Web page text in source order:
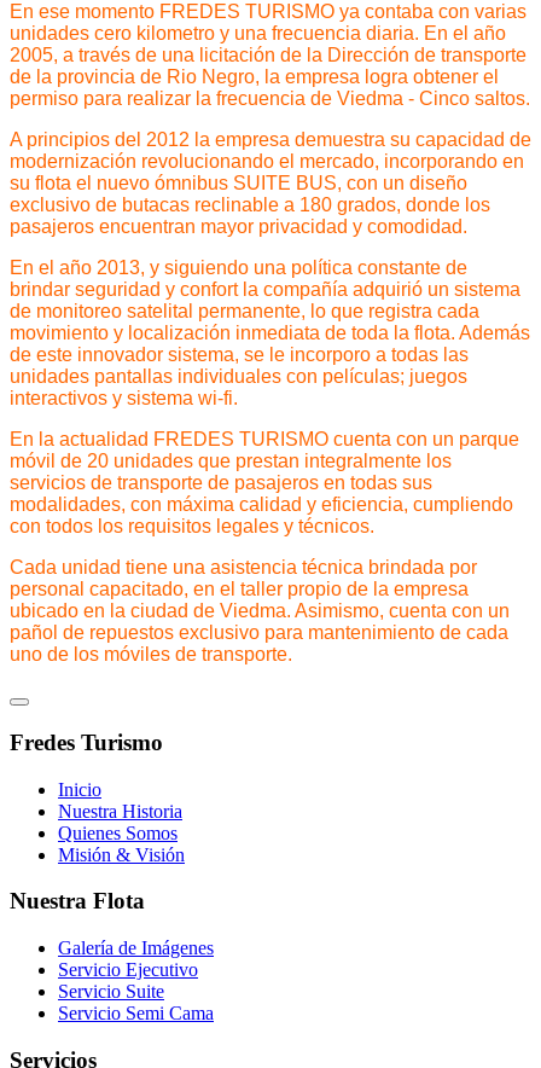
En ese momento FREDES TURISMO ya contaba con varias
unidades cero kilometro y una frecuencia diaria. En el año
2005, a través de una licitación de la Dirección de transporte
de la provincia de Rio Negro, la empresa logra obtener el
permiso para realizar la frecuencia de Viedma - Cinco saltos.
A principios del 2012 la empresa demuestra su capacidad de
modernización revolucionando el mercado, incorporando en
su flota el nuevo ómnibus SUITE BUS, con un diseño
exclusivo de butacas reclinable a 180 grados, donde los
pasajeros encuentran mayor privacidad y comodidad.
En el año 2013, y siguiendo una política constante de
brindar seguridad y confort la compañía adquirió un sistema
de monitoreo satelital permanente, lo que registra cada
movimiento y localización inmediata de toda la flota. Además
de este innovador sistema, se le incorporo a todas las
unidades pantallas individuales con películas; juegos
interactivos y sistema wi-fi.
En la actualidad FREDES TURISMO cuenta con un parque
móvil de 20 unidades que prestan integralmente los
servicios de transporte de pasajeros en todas sus
modalidades, con máxima calidad y eficiencia, cumpliendo
con todos los requisitos legales y técnicos.
Cada unidad tiene una asistencia técnica brindada por
personal capacitado, en el taller propio de la empresa
ubicado en la ciudad de Viedma. Asimismo, cuenta con un
pañol de repuestos exclusivo para mantenimiento de cada
uno de los móviles de transporte.
Fredes Turismo
Inicio
Nuestra Historia
Quienes Somos
Misión & Visión
Nuestra Flota
Galería de Imágenes
Servicio Ejecutivo
Servicio Suite
Servicio Semi Cama
Servicios